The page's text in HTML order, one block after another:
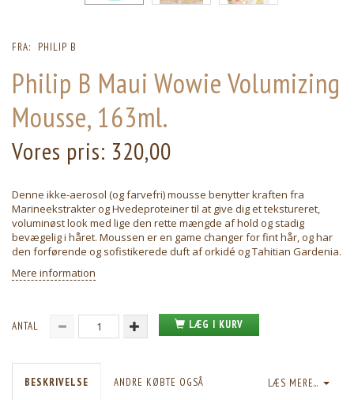
FRA: PHILIP B
Philip B Maui Wowie Volumizing
Mousse, 163ml.
Vores pris: 320,00
Denne ikke-aerosol (og farvefri) mousse benytter kraften fra
Marineekstrakter og Hvedeproteiner til at give dig et tekstureret,
voluminøst look med lige den rette mængde af hold og stadig
bevægelig i håret. Moussen er en game changer for fint hår, og har
den forførende og sofistikerede duft af orkidé og Tahitian Gardenia.
Mere information
ANTAL LÆG I KURV
LÆS MERE...
BESKRIVELSE ANDRE KØBTE OGSÅ